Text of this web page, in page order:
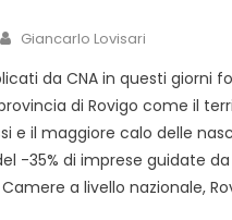
Giancarlo Lovisari
da CNA in questi giorni
di Rovigo come il
e il maggiore calo delle
-35% di imprese guidate da
a livello nazionale,